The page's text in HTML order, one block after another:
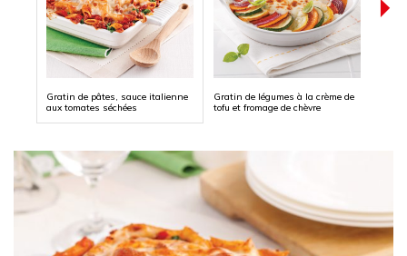
Gratin de pâtes, sauce italienne
aux tomates séchées
Gratin de légumes à la crème de
tofu et fromage de chèvre